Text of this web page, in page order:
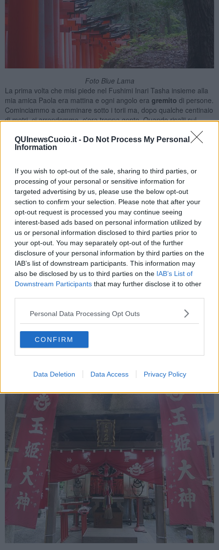
QUInewsCuoio.it - Do Not Process My Personal
Information
If you wish to opt-out of the sale, sharing to third parties, or
processing of your personal or sensitive information for
targeted advertising by us, please use the below opt-out
section to confirm your selection. Please note that after your
opt-out request is processed you may continue seeing
interest-based ads based on personal information utilized by
us or personal information disclosed to third parties prior to
your opt-out. You may separately opt-out of the further
disclosure of your personal information by third parties on the
IAB’s list of downstream participants. This information may
also be disclosed by us to third parties on the IAB’s List of
Downstream Participants that may further disclose it to other
Personal Data Processing Opt Outs
CONFIRM
Data Deletion Data Access Privacy Policy
Foto Blue Lama
La prima volta che misi piede nel Fushimi Inari Tasha insieme alla
mia amica Paola era mattina e ogni angolo era gremito di persone.
Cominciammo a camminare sotto i torii ma, dopo qualche centinaio
di metri, ci arrendemmo, c'era troppa gente. Quando risalii sul
treno che ci avrebbe riportato nel centro di Kyoto avvertii però una
fitta di dispiacere. E così un paio di giorni dopo proposi a Paola di
tornarci. Acconsentì subito.
imboccammo la galleria dei torii. Sembrava un altro postorispetto
alla prima visita, i fedeli erano pochissimi e assorti inpreghiera
oppure nelritocon cui si chiede a Inari lagraziaper qualcosa.
Foto Blue Lama